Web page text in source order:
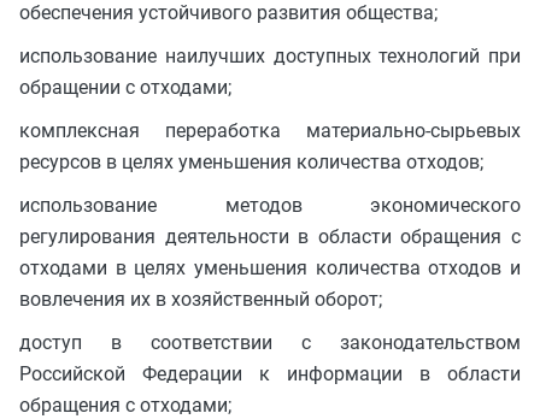
обеспечения устойчивого развития общества;
использование наилучших доступных технологий при
обращении с отходами;
комплексная переработка материально-сырьевых
ресурсов в целях уменьшения количества отходов;
использование методов экономического
регулирования деятельности в области обращения с
отходами в целях уменьшения количества отходов и
вовлечения их в хозяйственный оборот;
доступ в соответствии с законодательством
Российской Федерации к информации в области
обращения с отходами;